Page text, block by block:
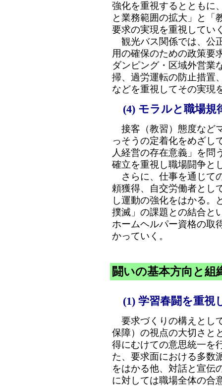
強化を重視するとともに
と業務範囲の拡大」と「
要求の実現を重視してい
観光バス関係では、公
用の確保のための政策要
ダンピング・区域外営業
掃、過労運転の防止措置
などを重視してその実現
(4) モラルと職場規
接客（教習）態度など
っそうの定着化をめざし
人経営の存在意義」を問
確立を重視し職場闘争と
さらに、仕事を通じて
頼獲得、自交労働者とし
し運動の強化をはかる。
撲滅」の課題との結合と
ホームヘルパー資格の取
かっていく。
闘いの基本方向と組
(1) 学習春闘を重視
要求づくりの構えとし
保障）の視点の大切さと
得にむけての意思統一を
た、要求面における多数
をはかる他、対話と宣伝
に対しては職場全体の合